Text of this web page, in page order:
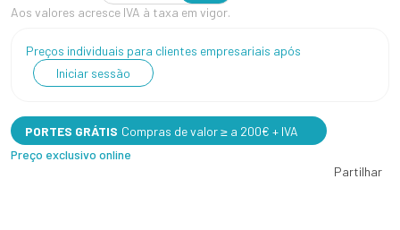
Aos valores acresce IVA à taxa em vigor.
Preços individuais para clientes empresariais após
Iniciar sessão
PORTES GRÁTIS Compras de valor ≥ a 200€ + IVA
Preço exclusivo online
Partilhar